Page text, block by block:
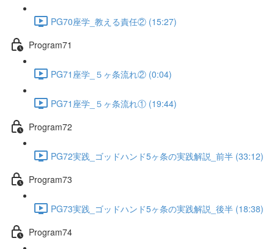
PG70座学_教える責任② (15:27)
Program71
PG71座学_５ヶ条流れ② (0:04)
PG71座学_５ヶ条流れ① (19:44)
Program72
PG72実践_ゴッドハンド5ヶ条の実践解説_前半 (33:12)
Program73
PG73実践_ゴッドハンド5ヶ条の実践解説_後半 (18:38)
Program74